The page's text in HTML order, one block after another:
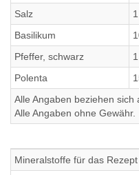
Salz
1
Basilikum
Pfeffer, schwarz
1
Polenta
Alle Angaben beziehen
Alle Angaben ohne Gewähr.
Mineralstoffe für das